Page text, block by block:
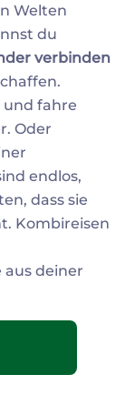
Welten
du
verbinden
und fahre
Oder
endlos,
dass sie
Kombireisen
aus deiner